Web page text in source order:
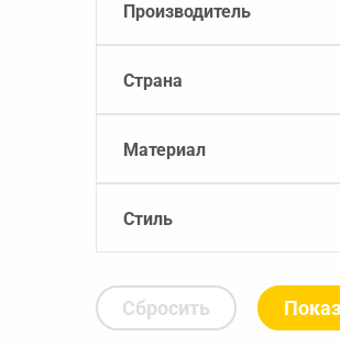
Производитель
Страна
Материал
Стиль
Сбросить